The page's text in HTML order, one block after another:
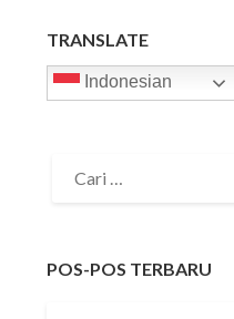
TRANSLATE
Indonesian
UNTUK:
POS-POS TERBARU